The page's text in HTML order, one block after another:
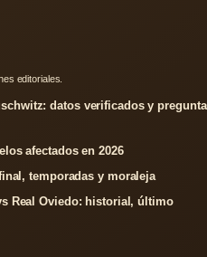
editoriales.
datos verificados y
afectados en 2026
temporadas y moraleja
Real Oviedo: historial, último